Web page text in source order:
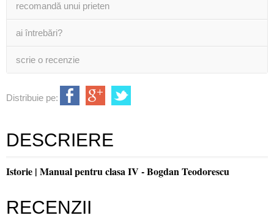
recomandă unui prieten
ai întrebări?
scrie o recenzie
Distribuie pe:
DESCRIERE
Istorie | Manual pentru clasa IV - Bogdan Teodorescu
RECENZII